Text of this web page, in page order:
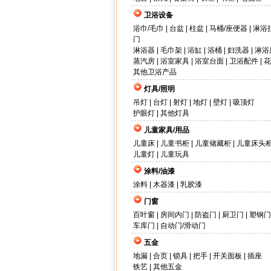
卫浴设备
浴巾/毛巾
台盆| 柱盆| 马桶/座便器| 淋浴
门
淋浴器| 毛巾架| 浴缸| 浴桶| 妇洗器| 淋浴
蒸汽房| 浴室家具| 浴室台面| 卫浴配件|
其他卫浴产品
灯具/照明
吊灯| 台灯| 射灯| 地灯| 壁灯| 吸顶灯
护眼灯| 其他灯具
儿童家具/用品
儿童床| 儿童书柜| 儿童储藏柜|
儿童床头
儿童灯|
儿童玩具
涂料/油漆
涂料| 木器漆| 乳胶漆
门窗
百叶窗| 房间内门 防盗门 厨卫门
塑钢
车库门
自动门/滑动门
五金
地漏| 合页| 锁具| 把手| 开关面板
插座
铁艺| 其他五金